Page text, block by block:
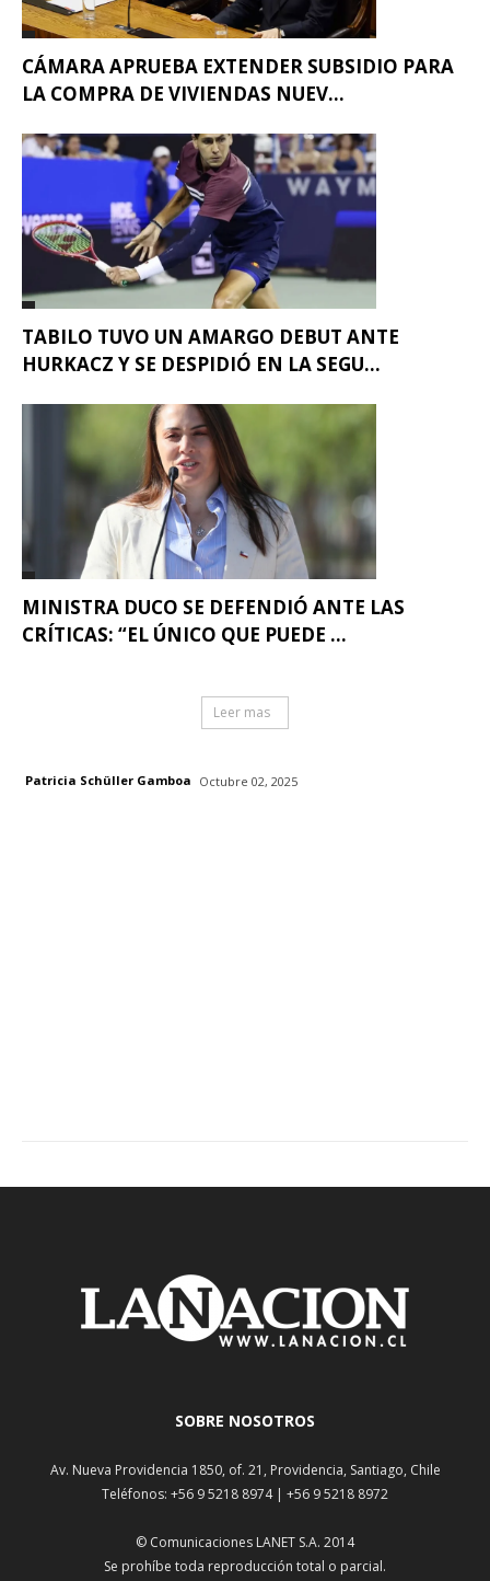
CÁMARA APRUEBA EXTENDER SUBSIDIO PARA
LA COMPRA DE VIVIENDAS NUEV...
TABILO TUVO UN AMARGO DEBUT ANTE
HURKACZ Y SE DESPIDIÓ EN LA SEGU...
MINISTRA DUCO SE DEFENDIÓ ANTE LAS
CRÍTICAS: “EL ÚNICO QUE PUEDE ...
Leer mas
Patricia Schüller Gamboa Octubre 02, 2025
SOBRE NOSOTROS
Av. Nueva Providencia 1850, of. 21, Providencia, Santiago, Chile
Teléfonos: +56 9 5218 8974 | +56 9 5218 8972
© Comunicaciones LANET S.A. 2014
Se prohíbe toda reproducción total o parcial.